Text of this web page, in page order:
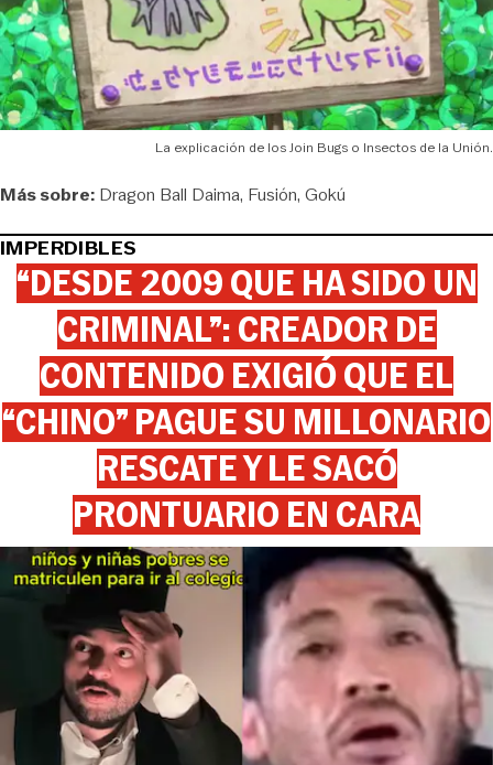
La explicación de los Join Bugs o Insectos de la Unión.
Más sobre: Dragon Ball Daima Fusión Gokú
IMPERDIBLES
“DESDE 2009 QUE HA SIDO UN
CRIMINAL”: CREADOR DE
CONTENIDO EXIGIÓ QUE EL
“CHINO” PAGUE SU MILLONARIO
RESCATE Y LE SACÓ
PRONTUARIO EN CARA